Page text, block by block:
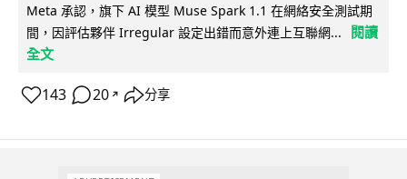
Meta 承認，旗下 AI 模型 Muse Spark 1.1 在網絡安全測試期
間，因評估夥伴 Irregular 設定出錯而意外連上互聯網...
閱讀
全文
143 20 ↗ 分享